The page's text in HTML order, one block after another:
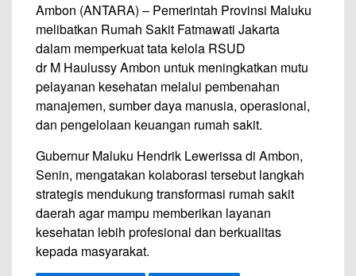
Ambon (ANTARA) – Pemerintah Provinsi Maluku
melibatkan Rumah Sakit Fatmawati Jakarta
dalam memperkuat tata kelola RSUD
dr M Haulussy Ambon untuk meningkatkan mutu
pelayanan kesehatan melalui pembenahan
manajemen, sumber daya manusia, operasional,
dan pengelolaan keuangan rumah sakit.
Gubernur Maluku Hendrik Lewerissa di Ambon,
Senin, mengatakan kolaborasi tersebut langkah
strategis mendukung transformasi rumah sakit
daerah agar mampu memberikan layanan
kesehatan lebih profesional dan berkualitas
kepada masyarakat.